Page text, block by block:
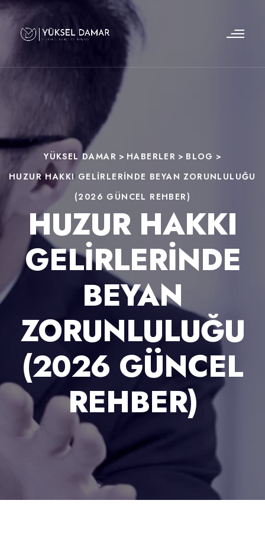
YÜKSEL DAMAR > HABERLER > BLOG >
HUZUR HAKKI GELIRLERINDE BEYAN ZORUNLULUĞU
(2026 GÜNCEL REHBER)
HUZUR HAKKI
GELIRLERINDE
BEYAN
ZORUNLULUĞU
(2026 GÜNCEL
REHBER)